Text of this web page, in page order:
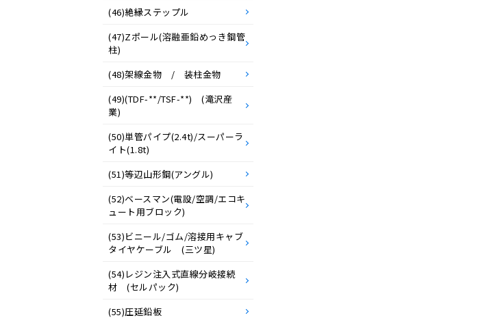
(46)絶縁ステップル
(47)Zポール(溶融亜鉛めっき鋼管
柱)
(48)架線金物 / 装柱金物
(49)(TDF-**/TSF-**) (滝沢産
業)
(50)単管パイプ(2.4t)/スーパーラ
イト(1.8t)
(51)等辺山形鋼(アングル)
(52)ベースマン(電設/空調/エコキ
ュート用ブロック)
(53)ビニール/ゴム/溶接用キャブ
タイヤケーブル (三ツ星)
(54)レジン注入式直線分岐接続
材 (セルパック)
(55)圧延鉛板